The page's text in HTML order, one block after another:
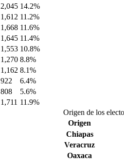
2,045 14.2%
1,612 11.2%
1,668 11.6%
1,645 11.4%
1,553 10.8%
1,270 8.8%
1,162 8.1%
922
6.4%
808
5.6%
1,711 11.9%
Origen de los
Origen
Chiapas
Veracruz
Oaxaca